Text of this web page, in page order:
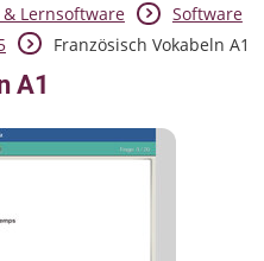
Netz
Lernsoftware
Software
Französisch Vokabeln A1
A1